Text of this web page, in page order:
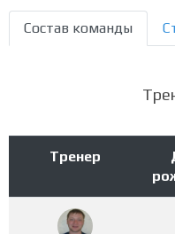
Состав команды
Тренер